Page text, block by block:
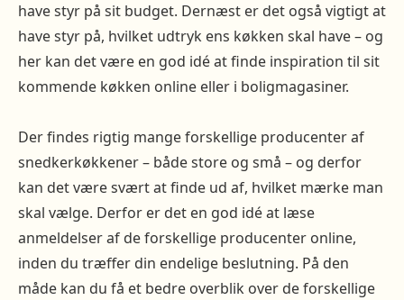
have styr på sit budget. Dernæst er det også vigtigt at
have styr på, hvilket udtryk ens køkken skal have – og
her kan det være en god idé at finde inspiration til sit
kommende køkken online eller i boligmagasiner.
Der findes rigtig mange forskellige producenter af
snedkerkøkkener – både store og små – og derfor
kan det være svært at finde ud af, hvilket mærke man
skal vælge. Derfor er det en god idé at læse
anmeldelser af de forskellige producenter online,
inden du træffer din endelige beslutning. På den
måde kan du få et bedre overblik over de forskellige